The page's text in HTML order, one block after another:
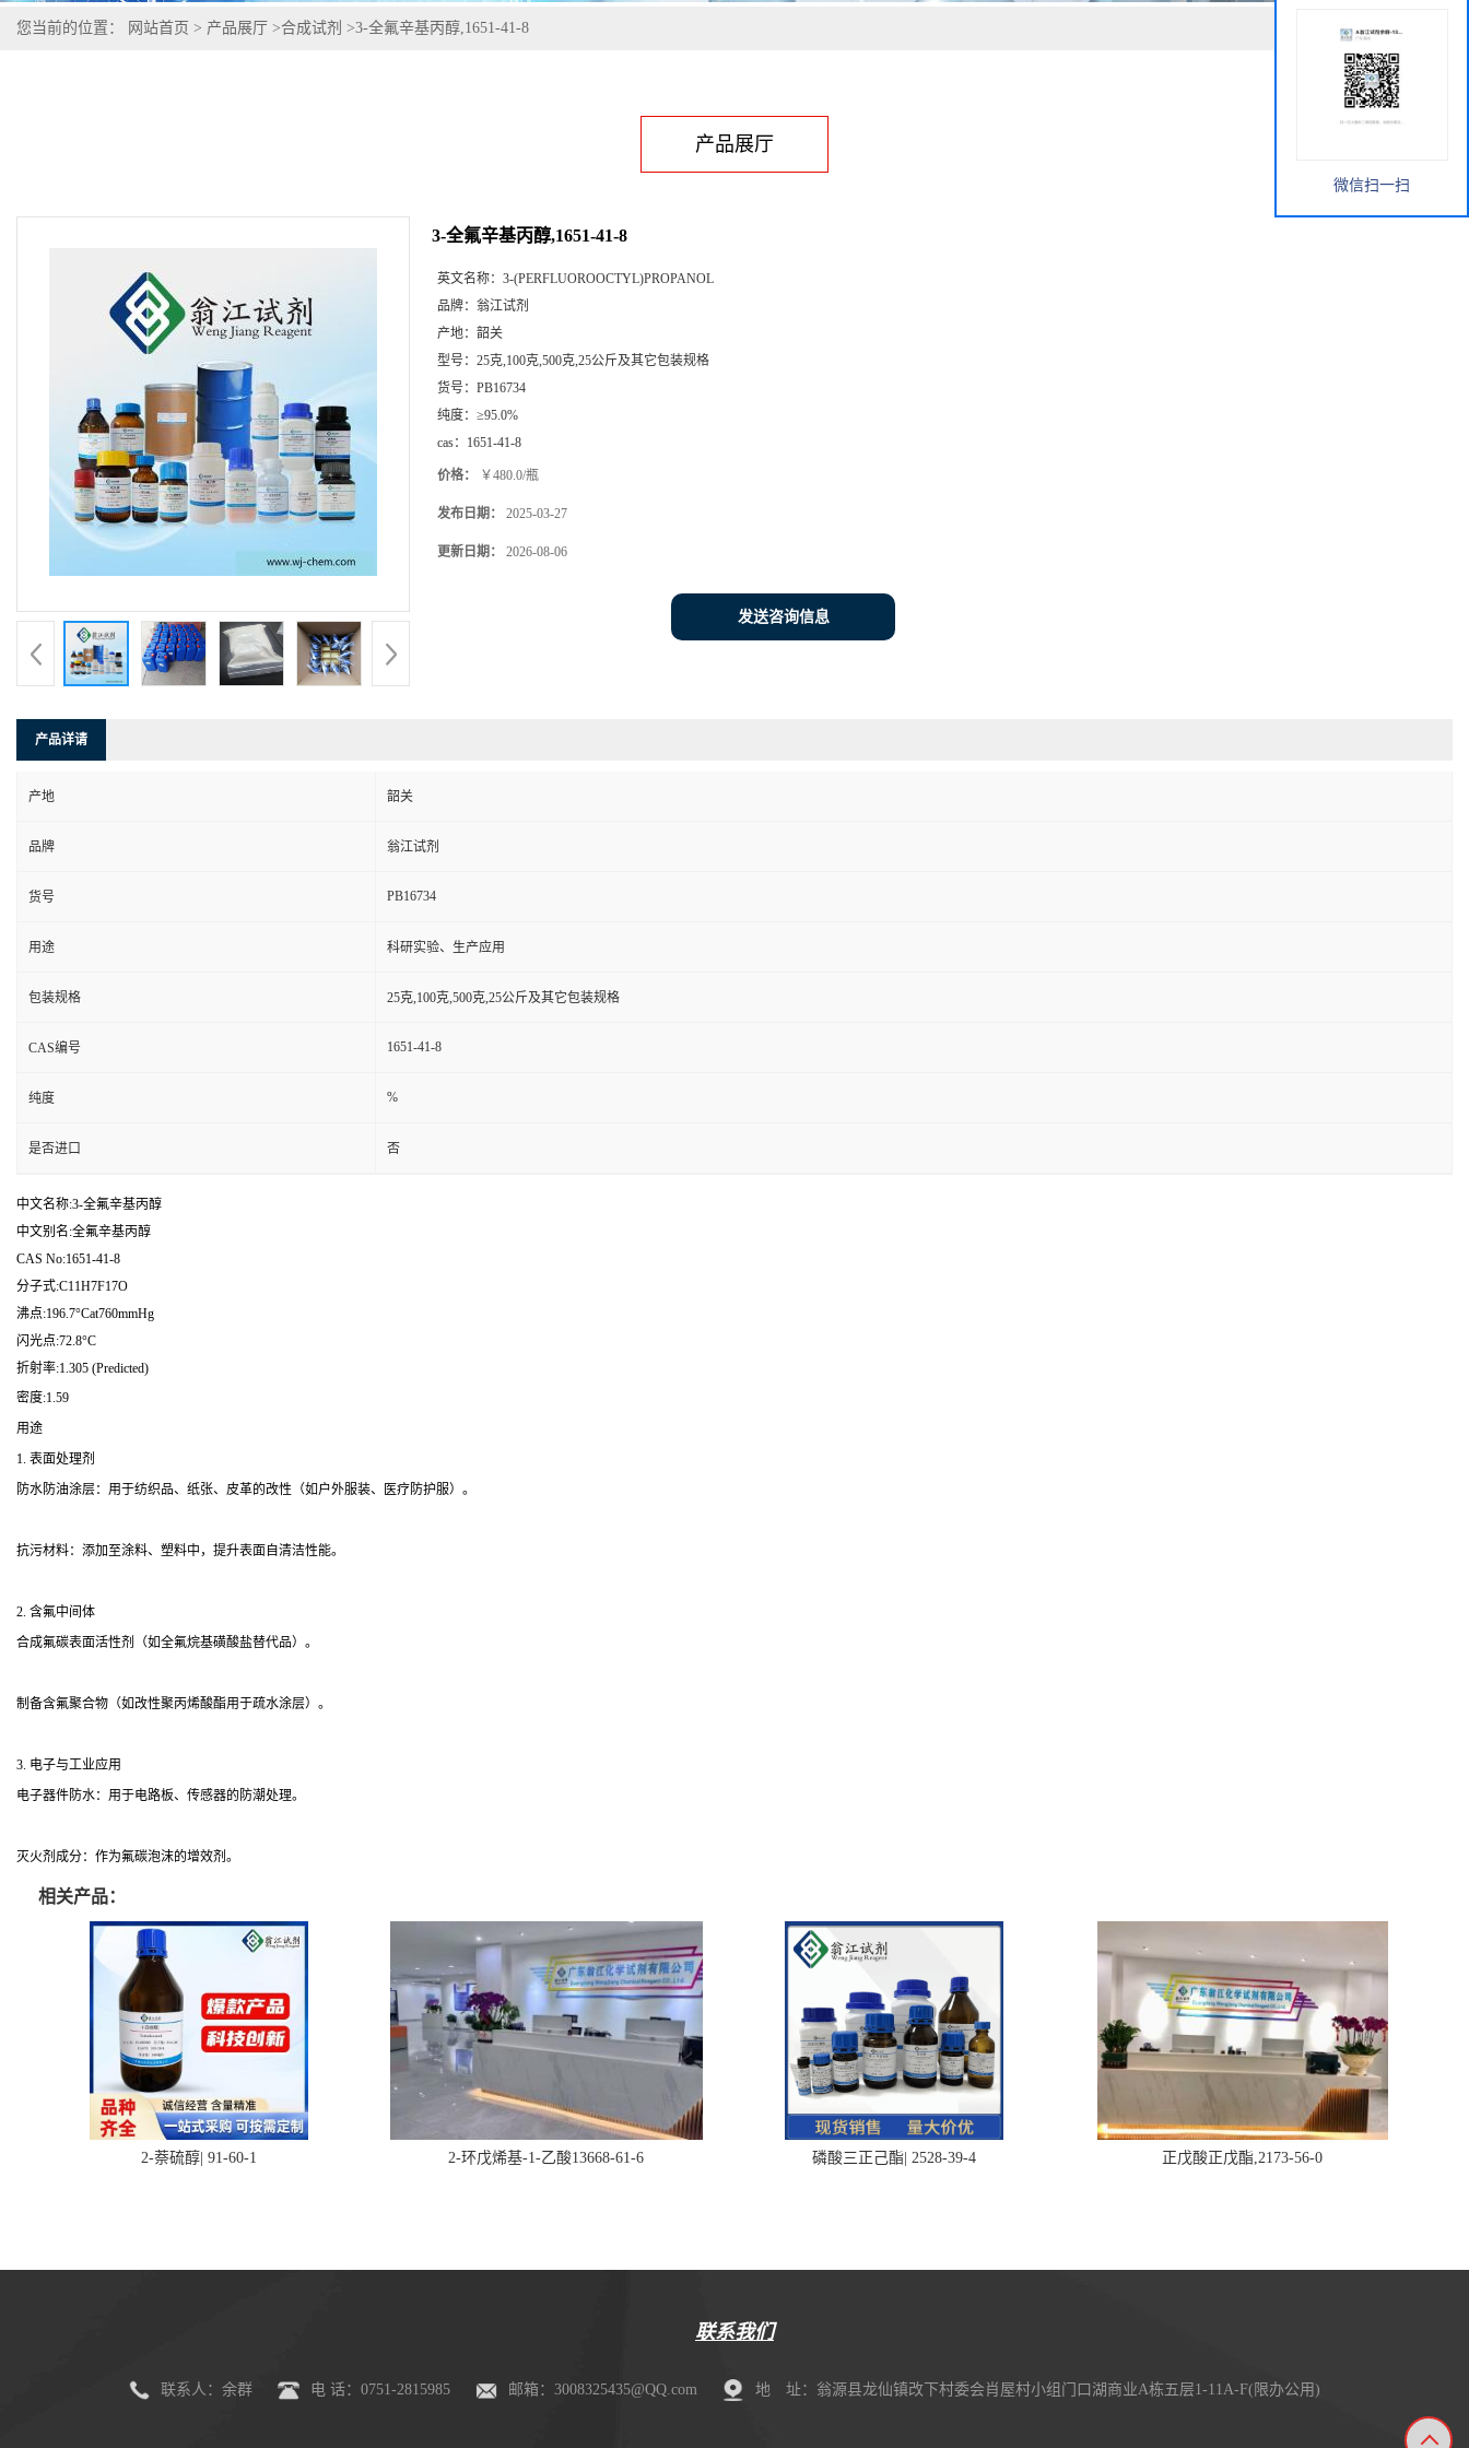
您当前的位置： 网站首页 > 产品展厅 >合成试剂 >3-全氟辛基丙醇,1651-41-8
产品展厅
3-全氟辛基丙醇,1651-41-8
英文名称： 3-(PERFLUOROOCTYL)PROPANOL
品牌： 翁江试剂
产地： 韶关
型号： 25克,100克,500克,25公斤及其它包装规格
货号： PB16734
纯度： ≥95.0%
cas： 1651-41-8
价格： ￥480.0/瓶
发布日期： 2025-03-27
更新日期： 2026-08-06
发送咨询信息
产品详请
产地 韶关
品牌 翁江试剂
货号 PB16734
用途 科研实验、生产应用
包装规格 25克,100克,500克,25公斤及其它包装规格
CAS编号 1651-41-8
纯度 %
是否进口 否
中文名称:3-全氟辛基丙醇
中文别名:全氟辛基丙醇
CAS No:1651-41-8
分子式:C11H7F17O
沸点:196.7°Cat760mmHg
闪光点:72.8°C
折射率:1.305 (Predicted)
密度:1.59
用途
1. 表面处理剂
防水防油涂层：用于纺织品、纸张、皮革的改性（如户外服装、医疗防护服）。
抗污材料：添加至涂料、塑料中，提升表面自清洁性能。
2. 含氟中间体
合成氟碳表面活性剂（如全氟烷基磺酸盐替代品）。
制备含氟聚合物（如改性聚丙烯酸酯用于疏水涂层）。
3. 电子与工业应用
电子器件防水：用于电路板、传感器的防潮处理。
灭火剂成分：作为氟碳泡沫的增效剂。
相关产品：
2-萘硫醇| 91-60-1 2-环戊烯基-1-乙酸13668-61-6 磷酸三正己酯| 2528-39-4 正戊酸正戊酯,2173-56-0
微信扫一扫
联系我们
联系人：余群 电 话：0751-2815985 邮箱：3008325435@QQ.com 地 址：翁源县龙仙镇改下村委会肖屋村小组门口湖商业A栋五层1-11A-F(限办公用)